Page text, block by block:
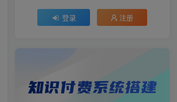
登录 注册